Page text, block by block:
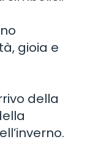
gioia e
della